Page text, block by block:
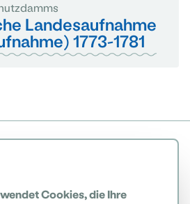
Cookies, die Ihre
Landesaufnahme
1773-1781